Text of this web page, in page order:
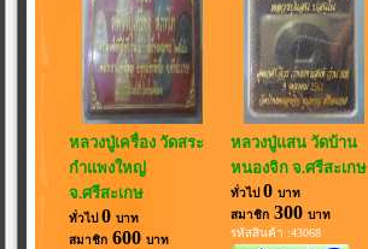
หลวงปู่เครื่อง วัดสระ
กำแพงใหญ่
จ.ศรีสะเกษ
ทั่วไป 0 บาท
สมาชิก600 บาท
หลวงปู่แสน วัดบ้าน
หนองจิก จ.ศรีสะเกษ
ทั่วไป 0 บาท
สมาชิก300 บาท
รหัสสินค้า :43068